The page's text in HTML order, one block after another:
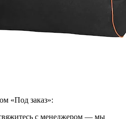
«Под заказ»:
с менеджером — мы